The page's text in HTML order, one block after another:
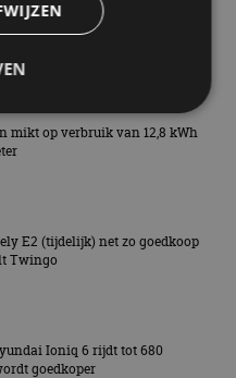
krijgt atmosferische V8 en
mikt op verbruik van 12,8 kWh
E2 (tijdelijk) net zo goedkoop
Twingo
Ioniq 6 rijdt tot 680
goedkoper
de
website mogelijk, zoals
De
gebruikt zonder de